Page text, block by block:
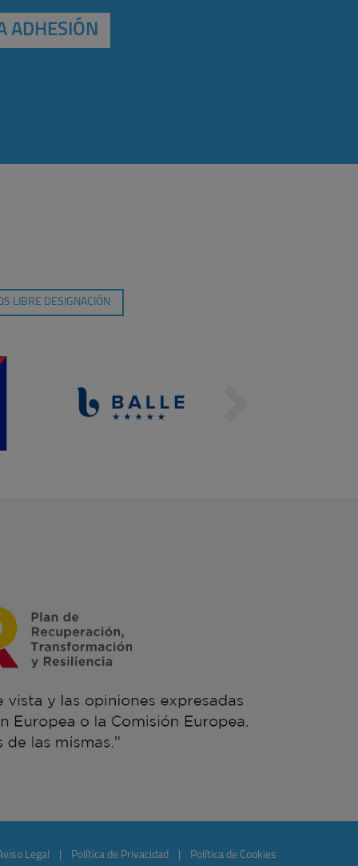
ADHESIÓN
LIBRE DESIGNACIÓN
Legal Política de Privacidad Política de Cookies